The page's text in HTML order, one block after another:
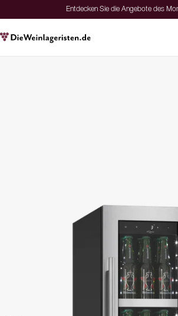
Entdecken Sie die Angebote des